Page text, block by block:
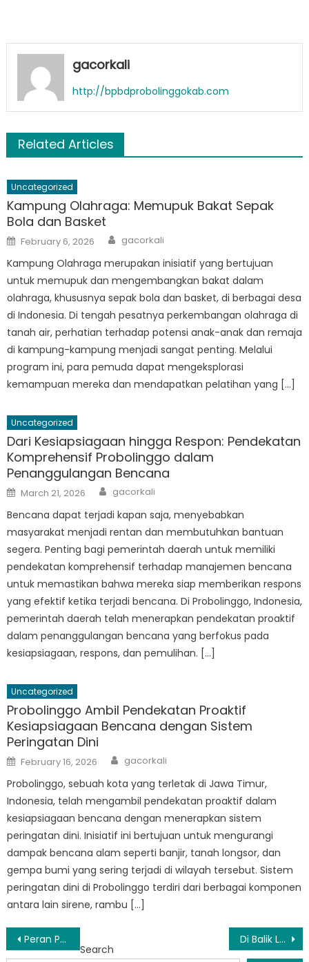
gacorkali
http://bpbdprobolinggokab.com
Related Articles
Uncategorized
Kampung Olahraga: Memupuk Bakat Sepak
Bola dan Basket
Posted
on
February 6, 2026 Author
gacorkali
Kampung Olahraga merupakan inisiatif yang bertujuan
untuk memupuk dan mengembangkan bakat dalam
olahraga, khususnya sepak bola dan basket, di berbagai desa
di Indonesia. Di tengah pesatnya perkembangan olahraga di
tanah air, perhatian terhadap potensi anak-anak dan remaja
di kampung-kampung menjadi sangat penting. Melalui
program ini, para pemuda dapat mengeksplorasi
kemampuan mereka dan mendapatkan pelatihan yang […]
Uncategorized
Dari Kesiapsiagaan hingga Respon: Pendekatan
Komprehensif Probolinggo dalam
Penanggulangan Bencana
Posted
on
March 21, 2026 Author
gacorkali
Bencana dapat terjadi kapan saja, menyebabkan
masyarakat menjadi rentan dan membutuhkan bantuan
segera. Penting bagi pemerintah daerah untuk memiliki
pendekatan komprehensif terhadap manajemen bencana
untuk memastikan bahwa mereka siap memberikan respons
yang efektif ketika terjadi bencana. Di Probolinggo, Indonesia,
pemerintah daerah telah menerapkan pendekatan proaktif
dalam penanggulangan bencana yang berfokus pada
kesiapsiagaan, respons, dan pemulihan. […]
Uncategorized
Probolinggo Ambil Pendekatan Proaktif
Kesiapsiagaan Bencana dengan Sistem
Peringatan Dini
Posted
on
February 16, 2026 Author
gacorkali
Probolinggo, sebuah kota yang terletak di Jawa Timur,
Indonesia, telah mengambil pendekatan proaktif dalam
kesiapsiagaan bencana dengan menerapkan sistem
peringatan dini. Inisiatif ini bertujuan untuk mengurangi
dampak bencana alam seperti banjir, tanah longsor, dan
gempa bumi yang sering terjadi di wilayah tersebut. Sistem
peringatan dini di Probolinggo terdiri dari berbagai komponen
antara lain sirene, rambu […]
Post
Peran Penting BPBD Tiris Dalam Mitigasi Risiko Bencana di Daerah Di Balik Layar Bersama BPBD Sumber: Sekilas Pekerjaan Mereka yang Menyelamatkan Jiwa
Search